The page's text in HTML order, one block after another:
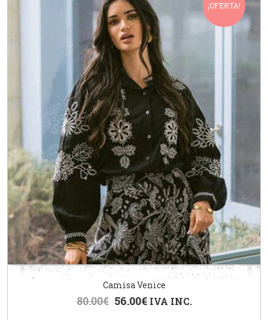
¡OFERTA!
Camisa Venice
80.00€ 56.00€ IVA INC.